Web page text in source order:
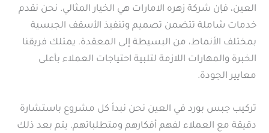
العين، فإن شركة زهره الامارات هي الخيار المثالي. نحن نقدم
خدمات شاملة تتضمن تصميم وتنفيذ الأسقف الجبسية
بمختلف الأنماط، من البسيطة إلى المعقدة. يمتلك فريقنا
الخبرة والمهارات اللازمة لتلبية احتياجات العملاء بأعلى
معايير الجودة.
تركيب جبس بورد في العين نحن نبدأ كل مشروع باستشارة
دقيقة مع العملاء لفهم أفكارهم ومتطلباتهم. يتم بعد ذلك